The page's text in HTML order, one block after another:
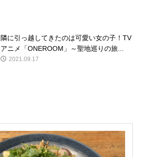
隣に引っ越してきたのは可愛い女の子！TV
アニメ「ONEROOM」～聖地巡りの旅...
2021.09.17